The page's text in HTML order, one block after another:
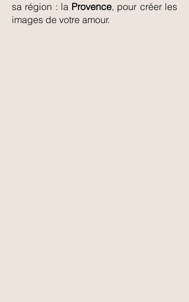
sa région : la Provence, pour créer les
images de votre amour.